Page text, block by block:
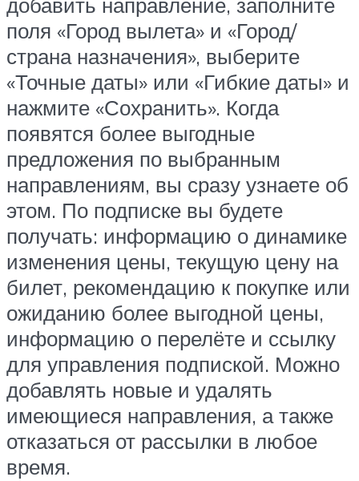
поля «Город вылета» и «Город/
страна назначения», выберите
«Точные даты» или «Гибкие даты» и
нажмите «Сохранить». Когда
появятся более выгодные
предложения по выбранным
направлениям, вы сразу узнаете об
этом. По подписке вы будете
получать: информацию о динамике
изменения цены, текущую цену на
билет, рекомендацию к покупке или
ожиданию более выгодной цены,
информацию о перелёте и ссылку
для управления подпиской. Можно
добавлять новые и удалять
имеющиеся направления, а также
отказаться от рассылки в любое
время.